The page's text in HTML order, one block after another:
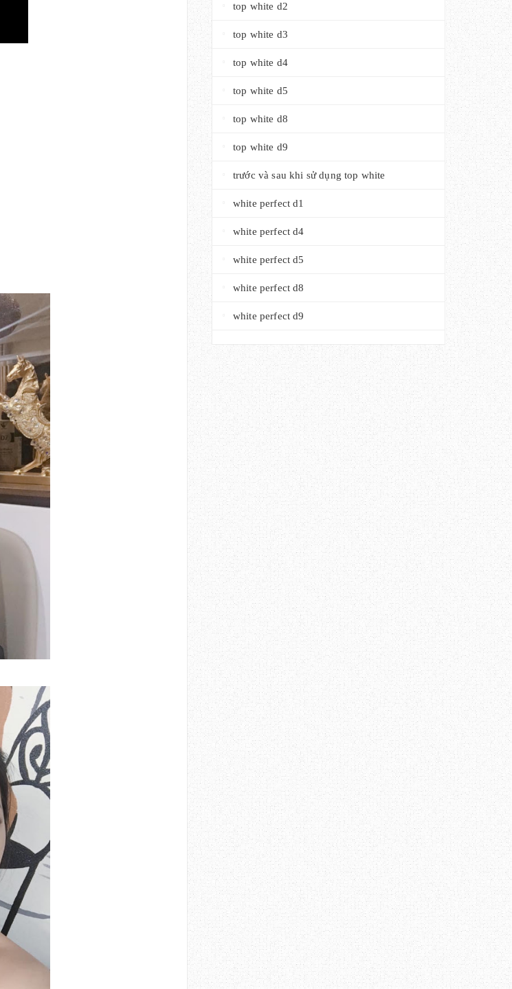
top white d2
top white d3
top white d4
top white d5
top white d8
top white d9
trước và sau khi sử dụng top white
white perfect d1
white perfect d4
white perfect d5
white perfect d8
white perfect d9